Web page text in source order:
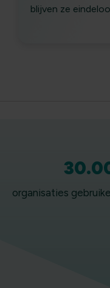
blijven ze
organisaties